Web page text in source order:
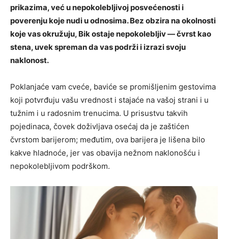
prikazima, već u nepokolebljivoj posvećenosti i
poverenju koje nudi u odnosima. Bez obzira na okolnosti
koje vas okružuju, Bik ostaje nepokolebljiv — čvrst kao
stena, uvek spreman da vas podrži i izrazi svoju
naklonost.
Poklanjaće vam cveće, baviće se promišljenim gestovima
koji potvrđuju vašu vrednost i stajaće na vašoj strani i u
tužnim i u radosnim trenucima. U prisustvu takvih
pojedinaca, čovek doživljava osećaj da je zaštićen
čvrstom barijerom; međutim, ova barijera je lišena bilo
kakve hladnoće, jer vas obavija nežnom naklonošću i
nepokolebljivom podrškom.